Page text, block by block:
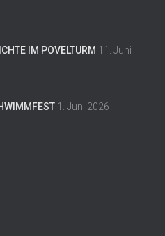
IM POVELTURM 11. Juni
1. Juni 2026